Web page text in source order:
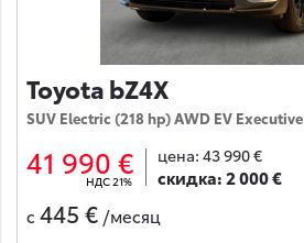
Toyota bZ4X
SUV Electric (218 hp) AWD EV Executive
41 990 €
НДС 21%
цена: 43 990 €
скидка:2 000 €
с 445 € /месяц